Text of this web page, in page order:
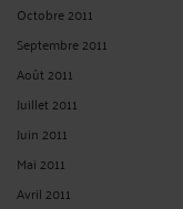
Octobre 2011
Septembre 2011
Août 2011
Juillet 2011
Juin 2011
Mai 2011
Avril 2011